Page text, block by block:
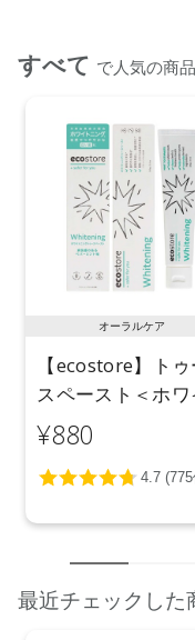
すべて で人気の商品
オーラルケア
【ecostore】トゥ
スペースト＜ホワ
トニング＞ 100g
¥880
最近チェックした